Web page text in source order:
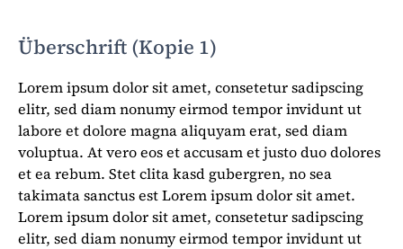
Überschrift (Kopie 1)
Lorem ipsum dolor sit amet, consetetur sadipscing
elitr, sed diam nonumy eirmod tempor invidunt ut
labore et dolore magna aliquyam erat, sed diam
voluptua. At vero eos et accusam et justo duo dolores
et ea rebum. Stet clita kasd gubergren, no sea
takimata sanctus est Lorem ipsum dolor sit amet.
Lorem ipsum dolor sit amet, consetetur sadipscing
elitr, sed diam nonumy eirmod tempor invidunt ut